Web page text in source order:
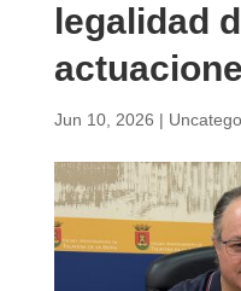
legalidad
Jun 10, 2026 |